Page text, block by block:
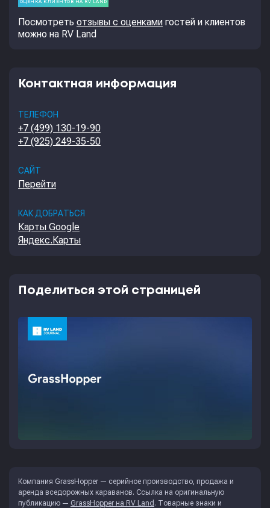
Посмотреть отзывы с оценками гостей и клиентов
можно на RV Land
Контактная информация
ТЕЛЕФОН
+7 (499) 130-19-90
+7 (925) 249-35-50
САЙТ
Перейти
КАК ДОБРАТЬСЯ
Карты Google
Яндекс.Карты
Поделиться этой страницей
Компания GrassHopper — серийное производство, продажа и
аренда вседорожных караванов. Ссылка на оригинальную
публикацию — GrassHopper на RV Land . Товарные знаки и